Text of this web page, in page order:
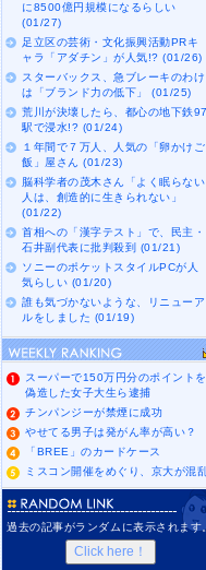
に8500億円規模になるらしい
(01/27)
足立区の芸術・文化振興活動PRキ
ャラ「アダチン」が人気!? (01/26)
スターバックス、急ブレーキのわけ
は「ブランド力の低下」 (01/25)
荒川が決壊したら、都心の地下鉄97
駅で浸水!? (01/24)
１年間で７万人、人気の「卵かけご
飯」屋さん (01/23)
脳科学者の茂木さん「よく眠らない
人は、創造的に生きられない」
(01/22)
首相への「漢字テスト」で、民主・
石井副代表に批判殺到 (01/21)
ソニーのポケットスタイルPCが人
気らしい (01/20)
誰も気づかないような、リニューア
ルをしました (01/19)
スーパーで150万円分のポイントを
偽造した女子大生ら逮捕
チンパンジーが禁煙に成功
やせてる男子は発がん率が高い？
「BREE」のカードケース
ミスコン開催をめぐり、京大が混
過去の記事がランダムに表示されます